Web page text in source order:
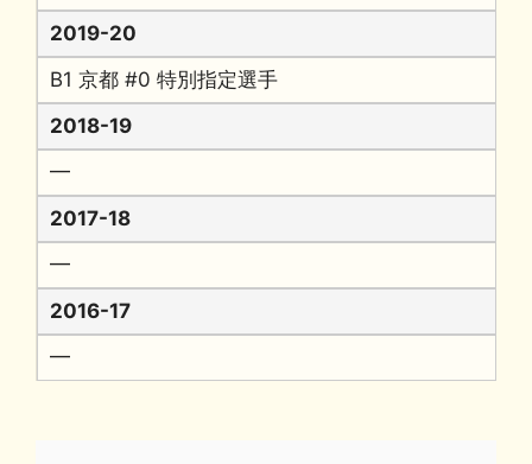
2019-20
B1 京都 #0 特別指定選手
2018-19
━
2017-18
━
2016-17
━